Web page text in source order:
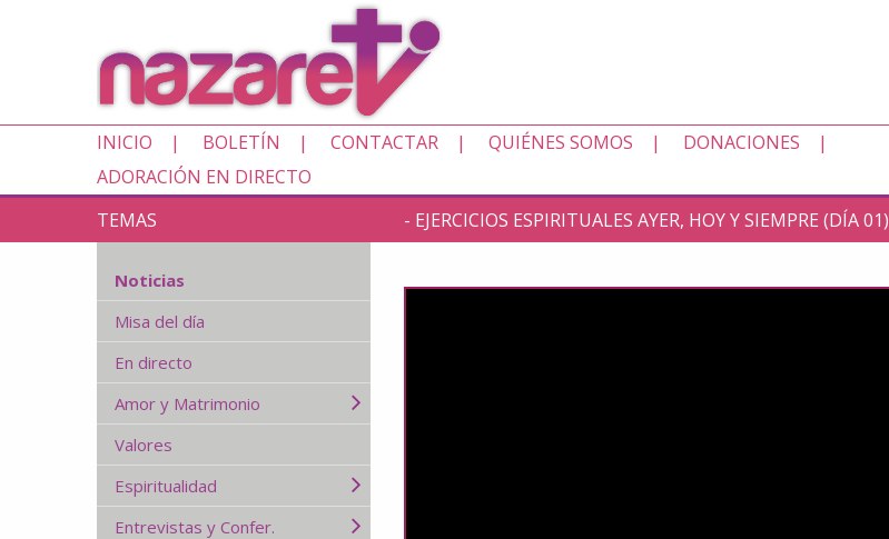
INICIO BOLETÍN CONTACTAR QUIÉNES SOMOS
DONACIONES
ADORACIÓN EN DIRECTO
TEMAS
- EJERCICIOS ESPIRITUALES AYER, HOY Y SIEMPRE (DÍA 01)
Noticias
Misa del día
En directo
Amor y Matrimonio
Valores
Espiritualidad
Entrevistas y Confer.